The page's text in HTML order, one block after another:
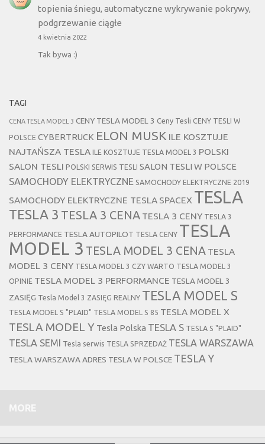
topienia śniegu, automatyczne wykrywanie pokrywy,
podgrzewanie ciągłe
4 kwietnia 2022
Tak bywa :)
TAGI
CENA TESLA MODEL 3 CENY TESLA MODEL 3 Ceny Tesli CENY TESLI W
POLSCE CYBERTRUCK ELON MUSK ILE KOSZTUJE
NAJTAŃSZA TESLA ILE KOSZTUJE TESLA MODEL 3 POLSKI
SALON TESLI POLSKI SERWIS TESLI SALON TESLI W POLSCE
SAMOCHODY ELEKTRYCZNE SAMOCHODY ELEKTRYCZNE 2019
SAMOCHODY ELEKTRYCZNE TESLA SPACEX TESLA
TESLA 3 TESLA 3 CENA TESLA 3 CENY TESLA 3
PERFORMANCE TESLA AUTOPILOT TESLA CENY TESLA
MODEL 3 TESLA MODEL 3 CENA TESLA
MODEL 3 CENY TESLA MODEL 3 CZY WARTO TESLA MODEL 3
OPINIE TESLA MODEL 3 PERFORMANCE TESLA MODEL 3
ZASIĘG Tesla Model 3 ZASIĘG REALNY TESLA MODEL S
TESLA MODEL S "PLAID" TESLA MODEL S 85 TESLA MODEL X
TESLA MODEL Y Tesla Polska TESLA S TESLA S "PLAID"
TESLA SEMI Tesla serwis TESLA SPRZEDAŻ TESLA WARSZAWA
TESLA WARSZAWA ADRES TESLA W POLSCE TESLA Y
MORE